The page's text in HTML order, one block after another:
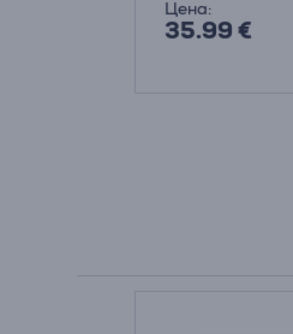
Цена:
35.99 €